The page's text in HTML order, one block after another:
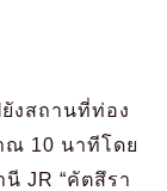
งสถานที่ท่อง
ณ 10 นาทีโดย
JR “คัตสึรา